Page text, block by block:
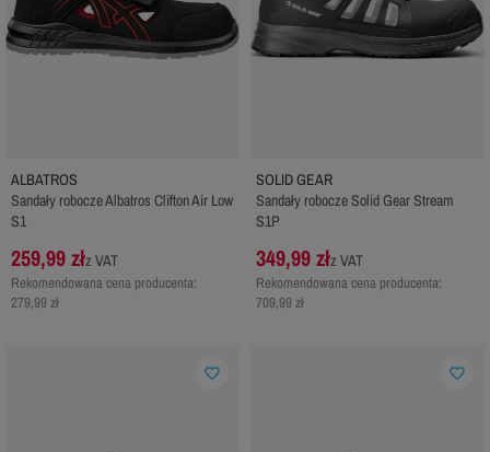
ALBATROS
Sandały robocze Albatros Clifton Air Low
S1
259,99 złz VAT
Rekomendowana cena producenta:
279,99 zł
SOLID GEAR
Sandały robocze Solid Gear Stream
S1P
349,99 złz VAT
Rekomendowana cena producenta:
709,99 zł
favorite_border favorite_border